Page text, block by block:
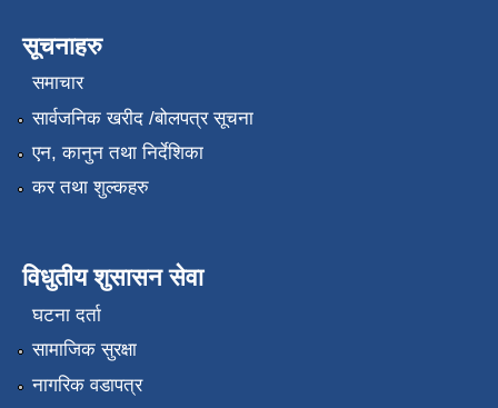
सूचनाहरु
समाचार
सार्वजनिक खरीद /बोलपत्र सूचना
एन, कानुन तथा निर्देशिका
कर तथा शुल्कहरु
विधुतीय शुसासन सेवा
घटना दर्ता
सामाजिक सुरक्षा
नागरिक वडापत्र